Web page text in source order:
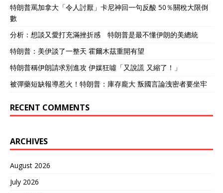
特朗普罵加拿大「令人討厭」卡尼神回一句反酸 50％關稅大限倒
數
分析：想談又愛打充滿挫折感 特朗普是最不懂伊朗的美總統
特朗普：美伊談了一整天 霍爾木茲重開有望
特朗普稱伊朗請求別進攻 伊媒狂噓「又說謊 又縮了！」
被彈藥短缺報導惹火！特朗普：庫存龐大 叛國言論洩密者要坐牢
RECENT COMMENTS
ARCHIVES
August 2026
July 2026